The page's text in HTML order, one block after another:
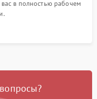
в полностью рабочем